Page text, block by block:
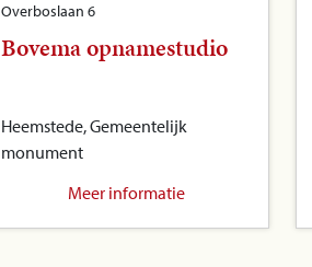
Overboslaan 6
Bovema opnamestudio
Heemstede, Gemeentelijk
monument
Meer informatie